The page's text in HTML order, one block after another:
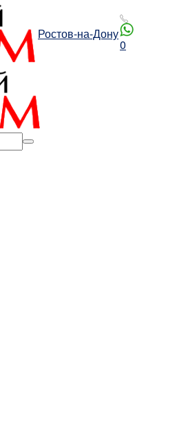
Ростов-на-Дону
0